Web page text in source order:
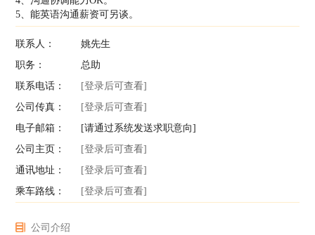
5、能英语沟通薪资可另谈。
联系人：
姚先生
职务：
总助
联系电话：
[登录后可查看]
公司传真：
[登录后可查看]
电子邮箱：
[请通过系统发送求职意向]
公司主页：
[登录后可查看]
通讯地址：
[登录后可查看]
乘车路线：
[登录后可查看]
公司介绍